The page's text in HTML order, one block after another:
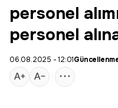
personel
personel
06.08.2025 - 12:01